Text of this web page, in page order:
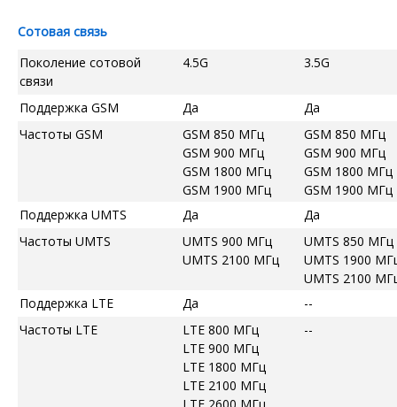
Сотовая связь
Поколение сотовой
связи
4.5G 3.5G
Поддержка GSM Да
Да
Частоты GSM
GSM 850 МГц
GSM 900 МГц
GSM 1800 МГц
GSM 1900 МГц
GSM 850 МГц
GSM 900 МГц
GSM 1800 МГц
GSM 1900 МГц
Поддержка UMTS
Да
Да
Частоты UMTS
UMTS 900 МГц
UMTS 2100 МГц
UMTS 850 МГц
UMTS 1900
UMTS 2100
Поддержка LTE
Да
--
Частоты LTE
LTE 800 МГц
LTE 900 МГц
LTE 1800 МГц
LTE 2100 МГц
--